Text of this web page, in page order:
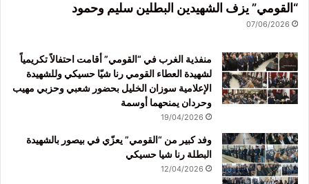
“القومي” يزف الشهيدين البطلين سليم وحمود
07/06/2026
منفذية الغرب في “القومي” أقامت احتفالاً تكريمياً
لشهيدة العطاء القومي رنا شيّا حسيكي وللشهيدة
الإعلامية سوزان الخليل بحضور شعبي وحزبي مهيب
وحردان يمنحهما أوسمة
19/04/2026
وفد كبير من “القومي” يعزّي في بيصور بالشهيدة
البطلة رنا شيا حسيكي
12/04/2026